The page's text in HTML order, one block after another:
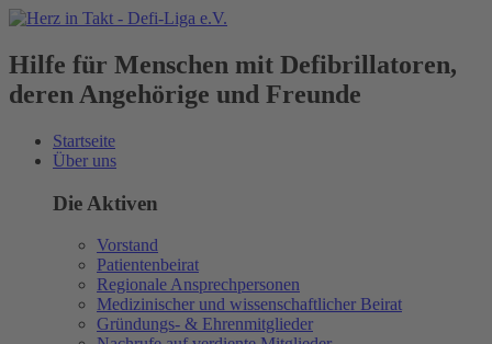
Hilfe für Menschen mit Defibrillatoren,
deren Angehörige und Freunde
Startseite
Über uns
Die Aktiven
Vorstand
Patientenbeirat
Regionale Ansprechpersonen
Medizinischer und wissenschaftlicher Beirat
Gründungs- & Ehrenmitglieder